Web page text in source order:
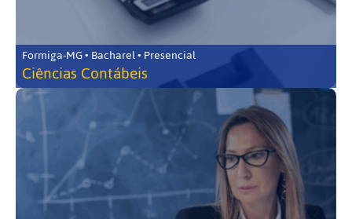
Formiga-MG • Bacharel • Presencial
Ciências Contábeis